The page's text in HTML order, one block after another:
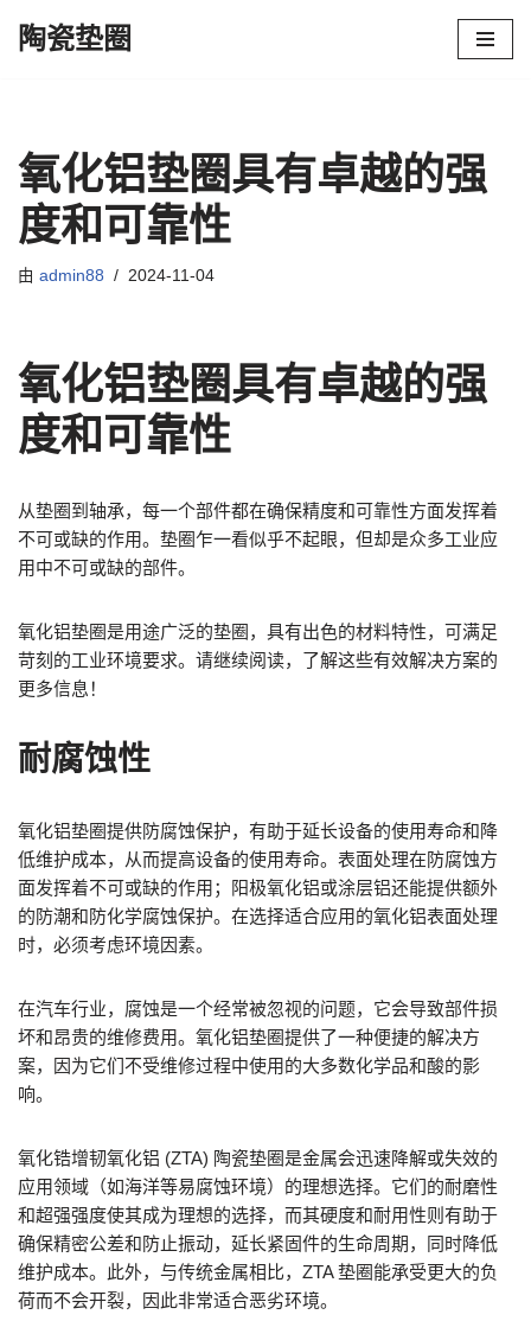
文
陶瓷垫圈
氧化铝垫圈具有卓越的强
度和可靠性
由 admin88 2024-11-04
氧化铝垫圈具有卓越的强
度和可靠性
从垫圈到轴承，每一个部件都在确保精度和可靠性方面发挥着
不可或缺的作用。垫圈乍一看似乎不起眼，但却是众多工业应
用中不可或缺的部件。
氧化铝垫圈是用途广泛的垫圈，具有出色的材料特性，可满足
苛刻的工业环境要求。请继续阅读，了解这些有效解决方案的
更多信息！
耐腐蚀性
氧化铝垫圈提供防腐蚀保护，有助于延长设备的使用寿命和降
低维护成本，从而提高设备的使用寿命。表面处理在防腐蚀方
面发挥着不可或缺的作用；阳极氧化铝或涂层铝还能提供额外
的防潮和防化学腐蚀保护。在选择适合应用的氧化铝表面处理
时，必须考虑环境因素。
在汽车行业，腐蚀是一个经常被忽视的问题，它会导致部件损
坏和昂贵的维修费用。氧化铝垫圈提供了一种便捷的解决方
案，因为它们不受维修过程中使用的大多数化学品和酸的影
响。
氧化锆增韧氧化铝 (ZTA) 陶瓷垫圈是金属会迅速降解或失效的
应用领域（如海洋等易腐蚀环境）的理想选择。它们的耐磨性
和超强强度使其成为理想的选择，而其硬度和耐用性则有助于
确保精密公差和防止振动，延长紧固件的生命周期，同时降低
维护成本。此外，与传统金属相比，ZTA 垫圈能承受更大的负
荷而不会开裂，因此非常适合恶劣环境。